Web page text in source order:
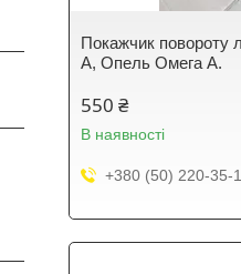
Покажчик повороту
A, Опель Омега А.
550 ₴
В наявності
+380 (50) 220-35-